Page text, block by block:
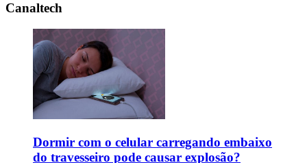
Canaltech
Dormir com o celular carregando embaixo
do travesseiro pode causar explosão?